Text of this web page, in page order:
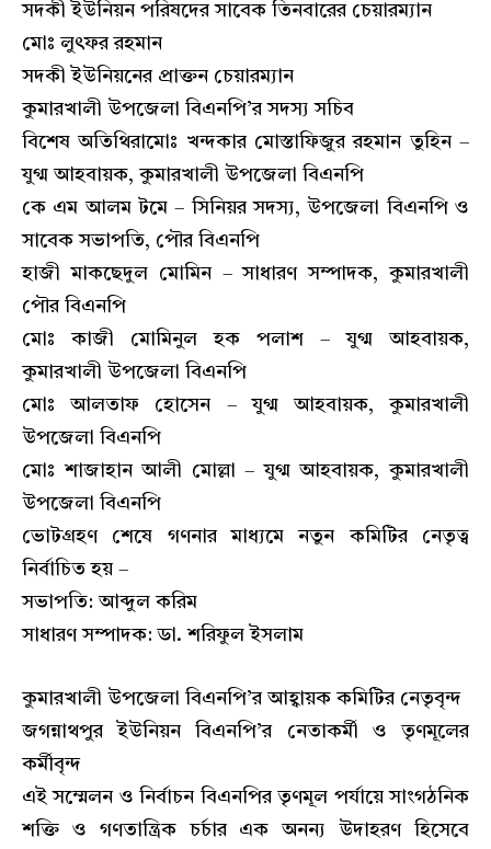
সদকী ইউনিয়ন পরিষদের সাবেক তিনবারের চেয়ারম্যান
মোঃ লুৎফর রহমান
সদকী ইউনিয়নের প্রাক্তন চেয়ারম্যান
কুমারখালী উপজেলা বিএনপি’র সদস্য সচিব
বিশেষ অতিথিরামোঃ খন্দকার মোস্তাফিজুর রহমান তুহিন –
যুগ্ম আহবায়ক, কুমারখালী উপজেলা বিএনপি
কে এম আলম টমে – সিনিয়র সদস্য, উপজেলা বিএনপি ও
সাবেক সভাপতি, পৌর বিএনপি
হাজী মাকছেদুল মোমিন – সাধারণ সম্পাদক, কুমারখালী
পৌর বিএনপি
মোঃ কাজী মোমিনুল হক পলাশ – যুগ্ম আহবায়ক,
কুমারখালী উপজেলা বিএনপি
মোঃ আলতাফ হোসেন – যুগ্ম আহবায়ক, কুমারখালী
উপজেলা বিএনপি
মোঃ শাজাহান আলী মোল্লা – যুগ্ম আহবায়ক, কুমারখালী
উপজেলা বিএনপি
ভোটগ্রহণ শেষে গণনার মাধ্যমে নতুন কমিটির নেতৃত্ব
নির্বাচিত হয় –
সভাপতি: আব্দুল করিম
সাধারণ সম্পাদক: ডা. শরিফুল ইসলাম
কুমারখালী উপজেলা বিএনপি’র আহ্বায়ক কমিটির নেতৃবৃন্দ
জগন্নাথপুর ইউনিয়ন বিএনপি’র নেতাকর্মী ও তৃণমূলের
কর্মীবৃন্দ
এই সম্মেলন ও নির্বাচন বিএনপির তৃণমূল পর্যায়ে সাংগঠনিক
শক্তি ও গণতান্ত্রিক চর্চার এক অনন্য উদাহরণ হিসেবে